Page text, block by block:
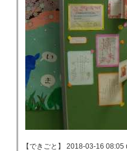
【できごと】 2018-03-16